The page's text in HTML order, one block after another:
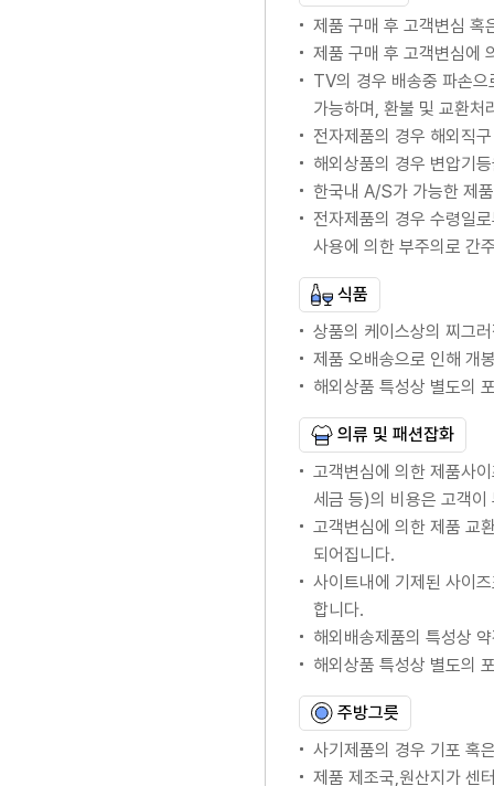
제품 구매 후 고객변심 혹
제품 구매 후 고객변심에
TV의 경우 배송중 파손
가능하며, 환불 및 교환처
전자제품의 경우 해외직
해외상품의 경우 변압기
한국내 A/S가 가능한 제
전자제품의 경우 수령일
사용에 의한 부주의로 간
식품
상품의 케이스상의 찌그
제품 오배송으로 인해 개
해외상품 특성상 별도의
의류 및 패션잡화
고객변심에 의한 제품사
세금 등)의 비용은 고객이
고객변심에 의한 제품 교
되어집니다.
사이트내에 기제된 사이
합니다.
해외배송제품의 특성상
해외상품 특성상 별도의
주방그릇
사기제품의 경우 기포 혹
제품 제조국,원산지가 센